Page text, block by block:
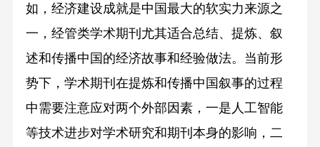
如，经济建设成就是中国最大的软实力来源之
一，经管类学术期刊尤其适合总结、提炼、叙
述和传播中国的经济故事和经验做法。当前形
势下，学术期刊在提炼和传播中国叙事的过程
中需要注意应对两个外部因素，一是人工智能
等技术进步对学术研究和期刊本身的影响，二